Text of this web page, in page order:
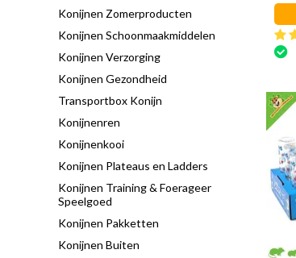
Konijnen Zomerproducten
Konijnen Schoonmaakmiddelen
Konijnen Verzorging
Konijnen Gezondheid
Transportbox Konijn
Konijnenren
Konijnenkooi
Konijnen Plateaus en Ladders
Konijnen Training & Foerageer
Speelgoed
Konijnen Pakketten
Konijnen Buiten